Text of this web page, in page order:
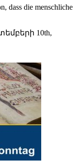
dass die menschliche
10th,